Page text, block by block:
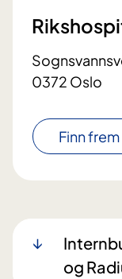
0372 Oslo
Finn frem
og